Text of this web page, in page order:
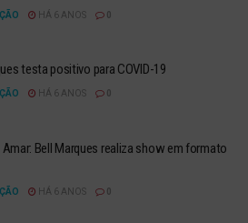
HÁ 6 ANOS
testa positivo para COVID-19
HÁ 6 ANOS
Bell Marques realiza show em formato
HÁ 6 ANOS